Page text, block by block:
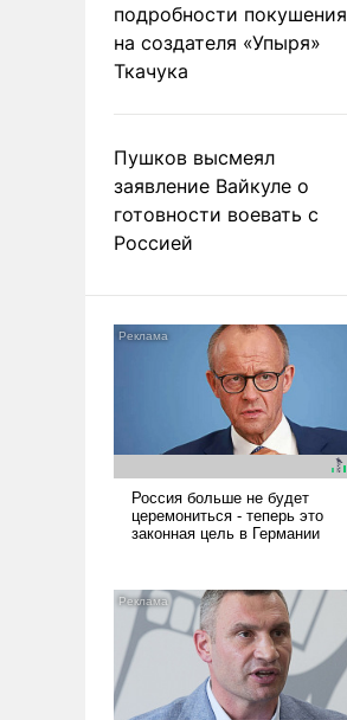
подробности покушения
на создателя «Упыря»
Ткачука
Пушков высмеял
заявление Вайкуле о
готовности воевать с
Россией